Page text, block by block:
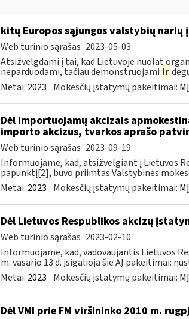
kitų Europos sąjungos valstybių
Web turinio sąrašas 2023-05-03
Atsižvelgdami į tai, kad Lietuvoje nuolat
neparduodami, tačiau demonstruojami ir
Metai: 2023 Mokesčių įstatymų pakeitimai:
Dėl importuojamų akcizais
importo akcizus, tvarkos aprašo
Web turinio sąrašas 2023-09-19
Informuojame, kad, atsižvelgiant į Lietuvos
papunktį[2], buvo priimtas Valstybinės
Metai: 2023 Mokesčių įstatymų pakeitimai:
Dėl Lietuvos Respublikos akcizų
Web turinio sąrašas 2023-02-10
Informuojame, kad, vadovaujantis Lietuvos
m. vasario 13 d. įsigalioja šie AĮ pakeitimai:
Metai: 2023 Mokesčių įstatymų pakeitimai:
Dėl VMI prie FM viršininko 2010 m.